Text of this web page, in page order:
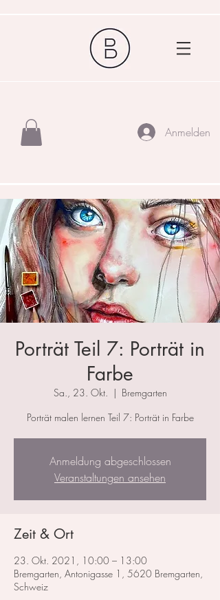
Anmelden
Porträt Teil 7: Porträt in
Farbe
Sa., 23. Okt.
  |
Bremgarten
Porträt malen lernen Teil 7: Porträt in Farbe
Anmeldung abgeschlossen
Veranstaltungen ansehen
Zeit & Ort
23. Okt. 2021, 10:00 – 13:00
Bremgarten, Antonigasse 1, 5620 Bremgarten,
Schweiz